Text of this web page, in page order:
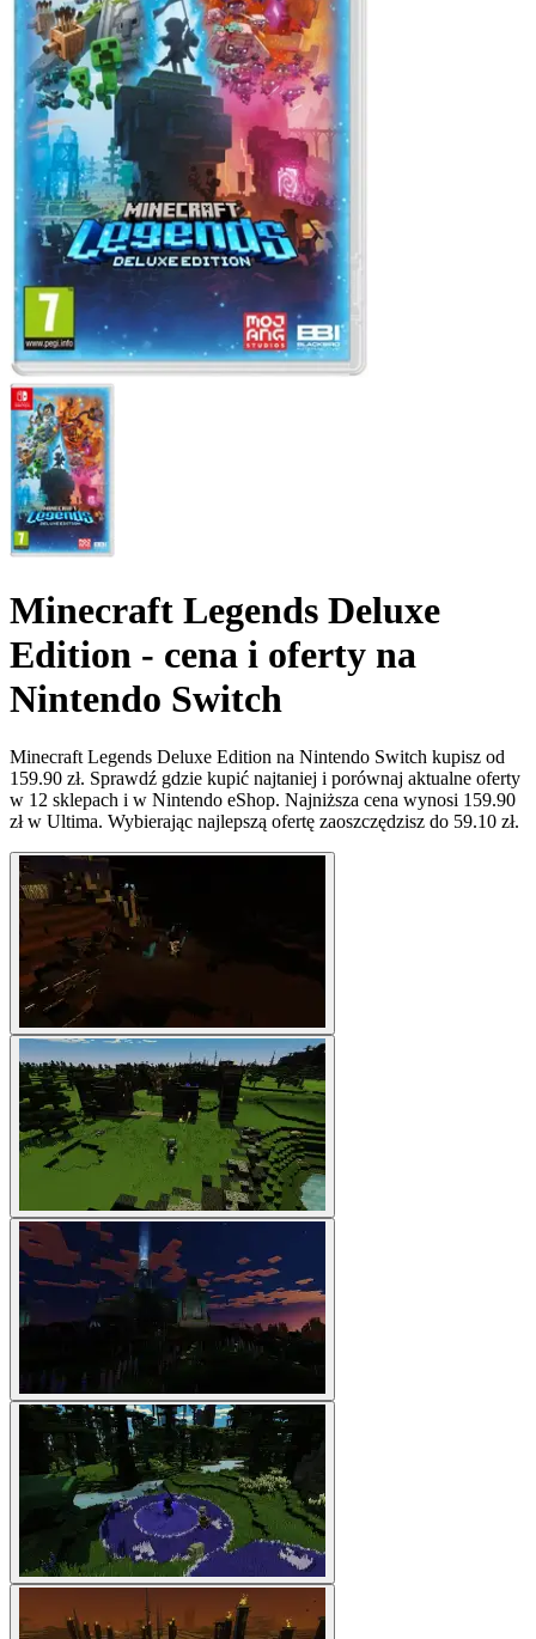
Minecraft Legends Deluxe
Edition - cena i oferty na
Nintendo Switch
Minecraft Legends Deluxe Edition na Nintendo Switch kupisz od
159.90 zł. Sprawdź gdzie kupić najtaniej i porównaj aktualne oferty
w 12 sklepach i w Nintendo eShop. Najniższa cena wynosi 159.90
zł w Ultima. Wybierając najlepszą ofertę zaoszczędzisz do 59.10 zł.